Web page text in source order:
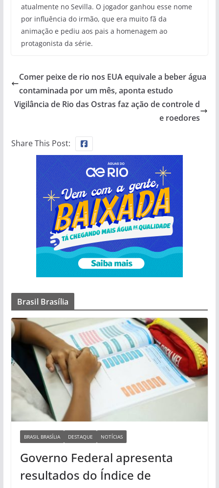
atualmente no Sevilla. O jogador ganhou esse nome
por influência do irmão, que era muito fã da
animação e pediu aos pais a homenagem ao
protagonista da série.
Comer peixe de rio nos EUA equivale a beber água
contaminada por um mês, aponta estudo
Vigilância de Rio das Ostras faz ação de controle d
e roedores
Share This Post:
Brasil Brasília
BRASIL BRASÍLIA DESTAQUE NOTÍCIAS
Governo Federal apresenta
resultados do Índice de